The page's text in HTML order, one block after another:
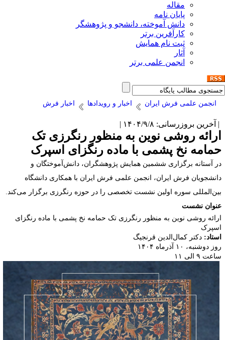
مقاله
پایان نامه
دانش آموخته، دانشجو و پژوهشگر
کارآفرین برتر
ثبت نام همایش
آثار
انجمن علمی برتر
انجمن علمی فرش ایران اخبار و رویدادها اخبار فرش
بروزرسانی: ۱۴۰۴/۹/۸ |
روشی نوین به منظور رنگرزی تک
نخ پشمی با ماده رنگزای اسپرک
آستانه برگزاری ششمین همایش پژوهشگران، دانش‌آموختگان و
فرش ایران، انجمن علمی فرش ایران با همکاری دانشگاه
سوره اولین نشست تخصصی را در حوزه رنگرزی برگزار می‌کند.
نشست
روشی نوین به منظور رنگرزی تک حمامه نخ پشمی با ماده رنگزای
دکتر کمال‌الدین قرنجیگ
دوشنبه، ۱۰ آذرماه ۱۴۰۴
۹ الی ۱۱